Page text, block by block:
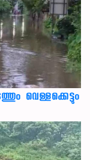
വെള്ളക്കെട്ടും